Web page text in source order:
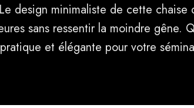
design minimaliste de cette
sans ressentir la moindre gêne.
et élégante pour votre